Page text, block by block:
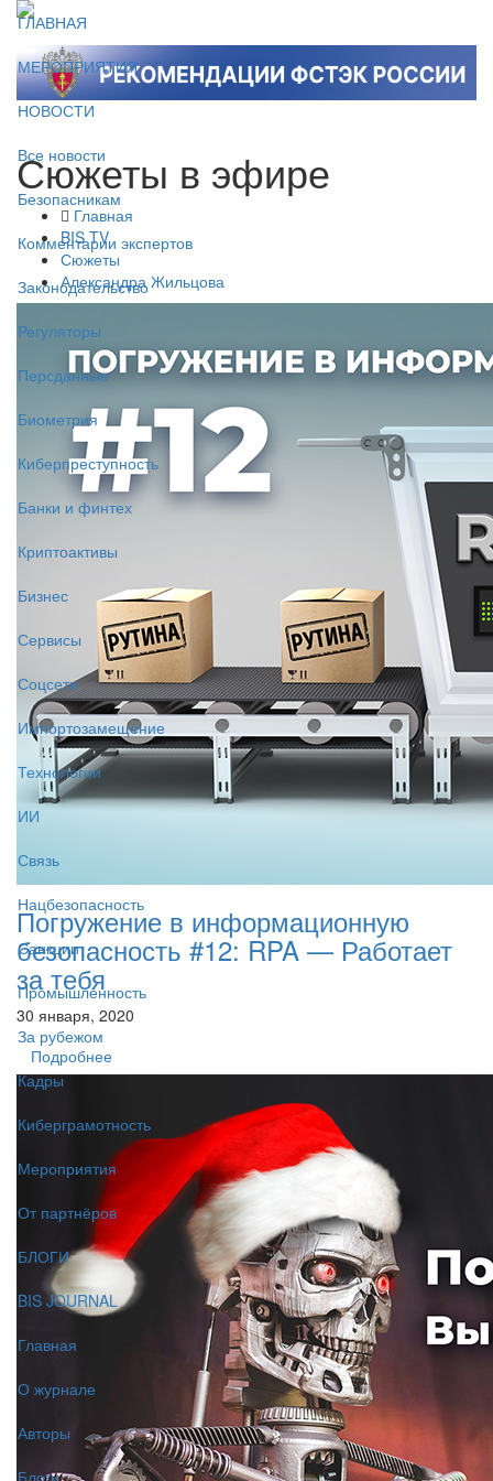
ГЛАВНАЯ
МЕРОПРИЯТИЯ
НОВОСТИ
Все новости
Безопасникам
Комментарии экспертов
Законодательство
Регуляторы
Персданные
Биометрия
Киберпреступность
Банки и финтех
Криптоактивы
Бизнес
Сервисы
Соцсети
Импортозамещение
Технологии
ИИ
Связь
Нацбезопасность
Санкции
Промышленность
За рубежом
Кадры
Киберграмотность
Мероприятия
От партнёров
БЛОГИ
BIS JOURNAL
Главная
О журнале
Авторы
Блоги
Сюжеты в эфире
Главная
BIS TV
Сюжеты
Александра Жильцова
Погружение в информационную
безопасность #12: RPA — Работает
за тебя
30 января, 2020
Подробнее